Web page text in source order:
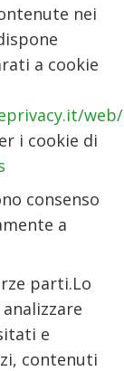
nei
a cookie
i cookie di
consenso
a
parti.​Lo
e
contenuti